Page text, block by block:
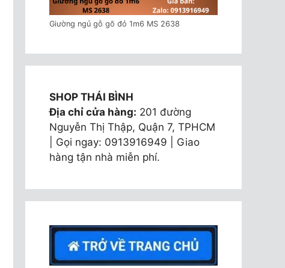
Giường ngủ gỗ gõ đỏ 1m6 MS 2638
SHOP THÁI BÌNH
Địa chỉ cửa hàng: 201 đường
Nguyễn Thị Thập, Quận 7, TPHCM
| Gọi ngay: 0913916949 | Giao
hàng tận nhà miễn phí.